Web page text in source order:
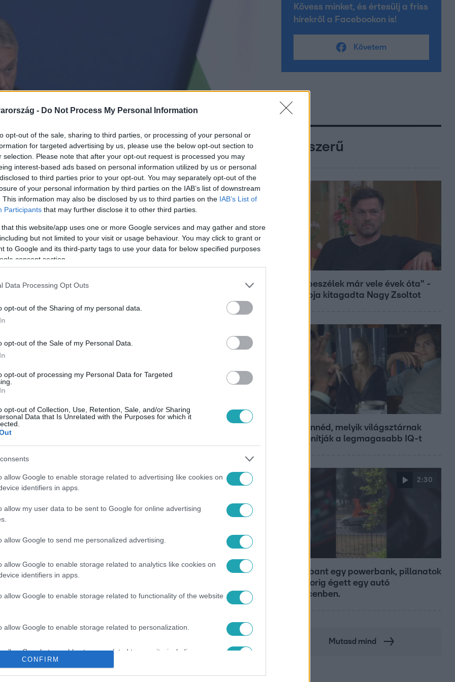
- Do Not Process My Personal Information
opt-out of the sale, sharing to third parties, or processing of your personal or
for targeted advertising by us, please use the below opt-out section to
selection. Please note that after your opt-out request is processed you may
interest-based ads based on personal information utilized by us or personal
to third parties prior to your opt-out. You may separately opt-out of the
of your personal information by third parties on the IAB’s list of downstream
This information may also be disclosed by us to third parties on the IAB’s List of
Participants that may further disclose it to other third parties.
that this website/app uses one or more Google services and may gather and store
but not limited to your visit or usage behaviour. You may click to grant or
to Google and its third-party tags to use your data for below specified purposes
consent section.
Data Processing Opt Outs
opt-out of the Sharing of my personal data.
opt-out of the Sale of my Personal Data.
opt-out of processing my Personal Data for Targeted
opt-out of Collection, Use, Retention, Sale, and/or Sharing
Data that Is Unrelated with the Purposes for which it
allow Google to enable storage related to advertising like cookies on
identifiers in apps.
allow my user data to be sent to Google for online advertising
allow Google to send me personalized advertising.
allow Google to enable storage related to analytics like cookies on
identifiers in apps.
allow Google to enable storage related to functionality of the website
allow Google to enable storage related to personalization.
allow Google to enable storage related to security, including
functionality and fraud prevention, and other user protection.
CONFIRM
lelki és testi állapotával
került az is, hogy meddig tervezi a
legyen a Google-találatokban!
KORMÁNYINFÓ #SZÁLKÁSÍTÁS #TANÁROK #BENZINÁR
Kövess minket, és értesülj a friss
hírekről a Facebookon is!
Követem
Népszerű
"Nem beszélek már vele évek óta" -
Édesapja kitagadta Nagy Zsoltot
Nem hinnéd, melyik világsztárnak
tulajdonítják a legmagasabb IQ-t
2:30
Felrobbant egy powerbank, pillanatok
alatt porig égett egy autó
Debrecenben.
Mutasd mind